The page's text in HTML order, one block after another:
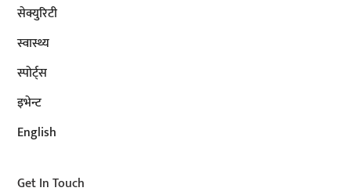
सेक्युरिटी
स्वास्थ्य
स्पोर्ट्स
इभेन्ट
English
Get In Touch